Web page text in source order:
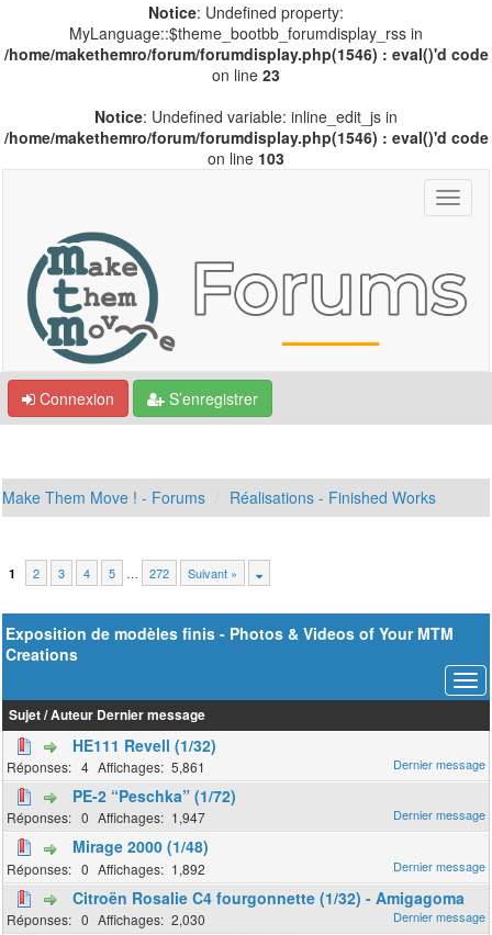
Notice: Undefined property:
MyLanguage::$theme_bootbb_forumdisplay_rss in
/home/makethemro/forum/forumdisplay.php(1546) : eval()'d code
on line 23
Notice: Undefined variable: inline_edit_js in
/home/makethemro/forum/forumdisplay.php(1546) : eval()'d code
on line 103
Connexion S’enregistrer
Make Them Move ! - Forums Réalisations - Finished Works
1 2 3 4 5 … 272 Suivant »
Exposition de modèles finis - Photos & Videos of Your MTM
Creations
Sujet/Auteur Dernier message
HE111 Revell (1/32)
4 5,861
PE-2 “Peschka” (1/72)
0 1,947
Mirage 2000 (1/48)
0 1,892
Citroën Rosalie C4 fourgonnette (1/32) - Amigagoma
0 2,030